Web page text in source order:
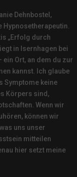
Dehnbostel,
„Erfolg durch
in Isernhagen bei
ein Ort, an dem du zur
kannst. Ich glaube
Symptome keine
Körpers sind,
Wenn wir
können wir
uns unser
mitteilen
hier setzt meine